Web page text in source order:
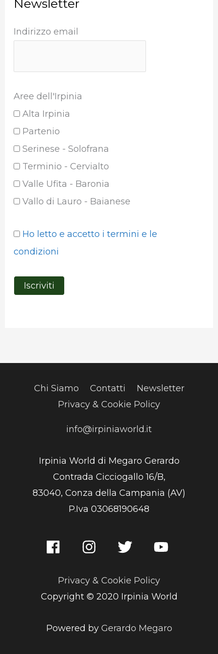
Newsletter
Indirizzo email
Aree dell'Irpinia
Alta Irpinia
Partenio
Serinese - Solofrana
Terminio - Cervialto
Valle Ufita - Baronia
Vallo di Lauro - Baianese
Ho letto e accetto i termini e le
condizioni
Chi Siamo Contatti
Newsletter
Privacy & Cookie Policy
info@irpiniaworld.it
Irpinia World di Megaro Gerardo
Contrada Cicciogallo 16/B,
83040, Conza della Campania (AV)
P.Iva 03068190648
Privacy & Cookie Policy
Copyright © 2020 Irpinia World
Powered by Gerardo Megaro